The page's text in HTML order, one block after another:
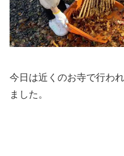
今日は近くのお寺で行わ
ました。